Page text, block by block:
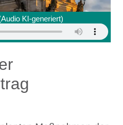
KI-generiert)